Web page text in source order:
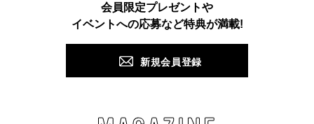
会員限定プレゼントや
イベントへの応募など特典が満載!
新規会員登録